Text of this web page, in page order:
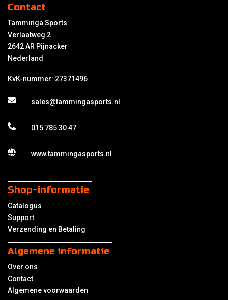
Contact
Tamminga Sports
Verlaatweg 2
2642 AR Pijnacker
Nederland
KvK-nummer: 27371496
sales@tammingasports.nl
015 785 30 47
www.tammingasports.nl
Shop-informatie
Catalogus
Support
Verzending en Betaling
Algemene informatie
Over ons
Contact
Algemene voorwaarden